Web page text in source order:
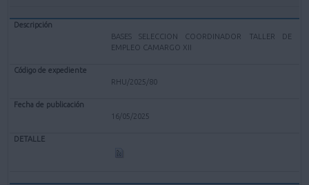
BASES SELECCION COORDINADOR TALLER DE
EMPLEO CAMARGO XII
RHU/2025/80
16/05/2025